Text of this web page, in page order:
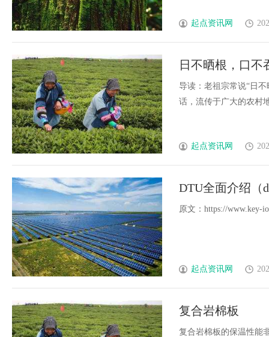
起点资讯网
日不晒根，口不
导读：老祖宗常说“日
话，流传于广大的农村
起点资讯网
DTU全面介绍（
原文：https://www.key-
起点资讯网
复合岩棉板
复合岩棉板的保温性能